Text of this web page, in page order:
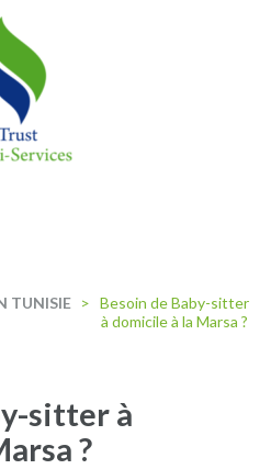
TUNISIE > Besoin de Baby-sitter
à domicile à la Marsa ?
sitter à
?